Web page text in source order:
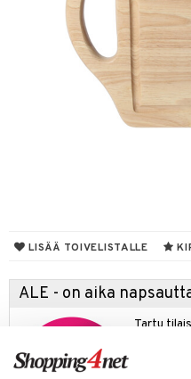
LISÄÄ TOIVELISTALLE
ALE - on aika
Tartu